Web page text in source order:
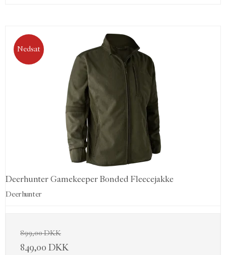
Nedsat
Deerhunter Gamekeeper Bonded Fleecejakke
Deerhunter
899,00 DKK
849,00 DKK